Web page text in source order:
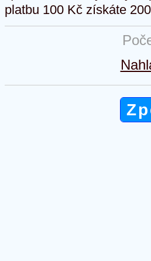
platbu 100 Kč získáte